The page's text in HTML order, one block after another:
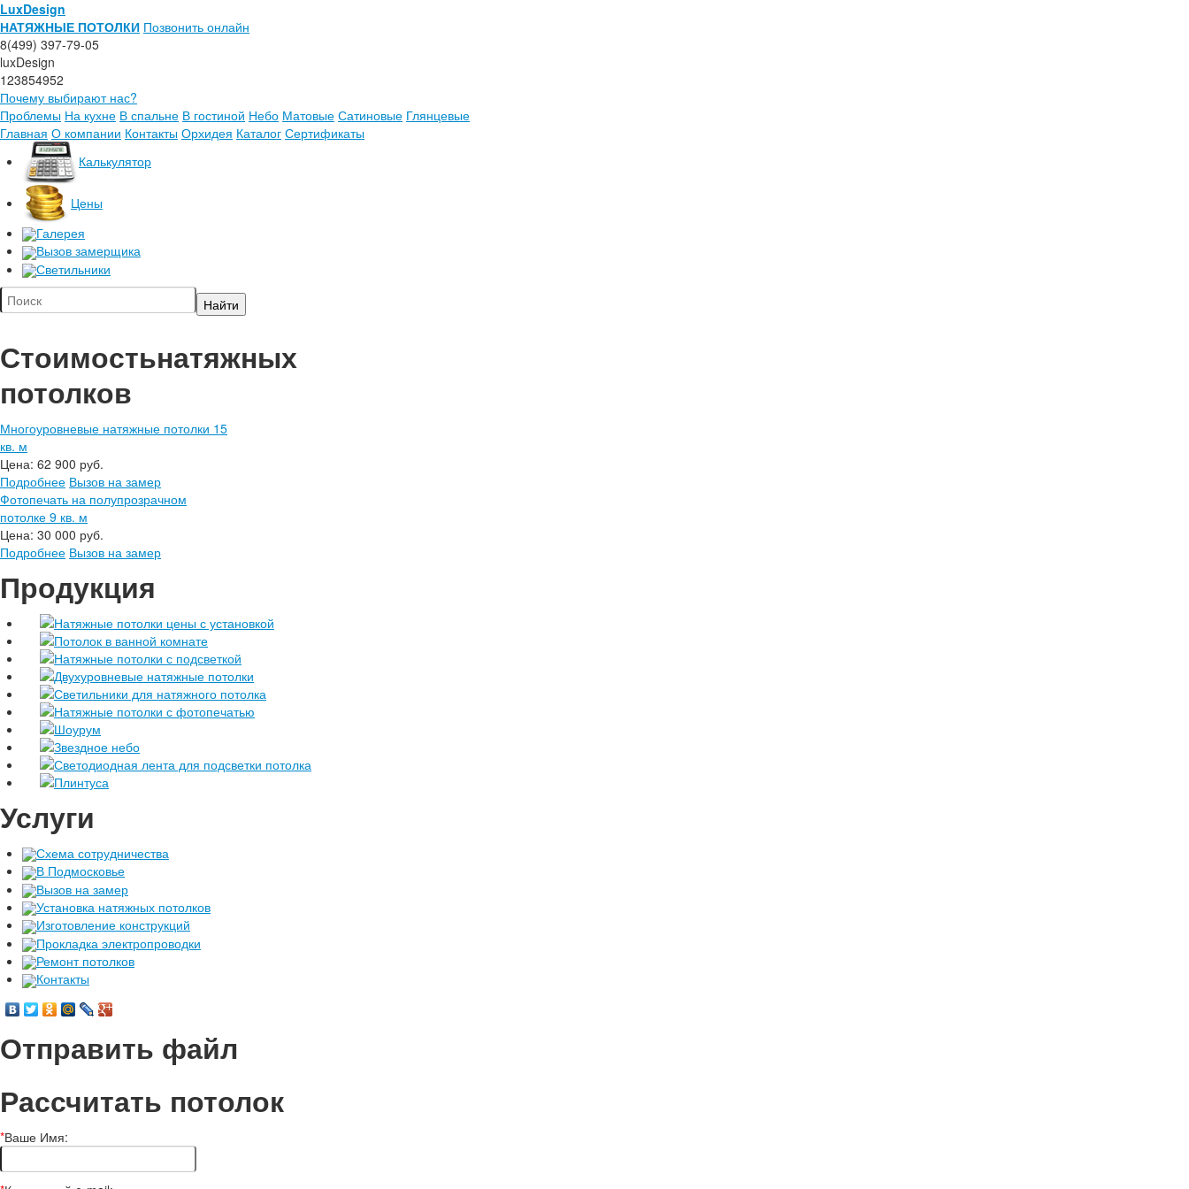
LuxDesign
НАТЯЖНЫЕ ПОТОЛКИ Позвонить онлайн
8(499) 397-79-05
luxDesign
123854952
Почему выбирают нас?
Проблемы На кухне В спальне В гостиной Небо Матовые Сатиновые Глянцевые
Главная О компании Контакты Орхидея Каталог Сертификаты
Калькулятор
Цены
Галерея
Вызов замерщика
Светильники
Стоимостьнатяжных
потолков
Многоуровневые натяжные потолки 15
кв. м
Цена: 62 900 руб.
Подробнее Вызов на замер
Фотопечать на полупрозрачном
потолке 9 кв. м
Цена: 30 000 руб.
Подробнее Вызов на замер
Продукция
Натяжные потолки цены с установкой
Потолок в ванной комнате
Натяжные потолки с подсветкой
Двухуровневые натяжные потолки
Светильники для натяжного потолка
Натяжные потолки с фотопечатью
Шоурум
Звездное небо
Светодиодная лента для подсветки потолка
Плинтуса
Услуги
Схема сотрудничества
В Подмосковье
Вызов на замер
Установка натяжных потолков
Изготовление конструкций
Прокладка электропроводки
Ремонт потолков
Контакты
Отправить файл
Рассчитать потолок
*Ваше Имя: